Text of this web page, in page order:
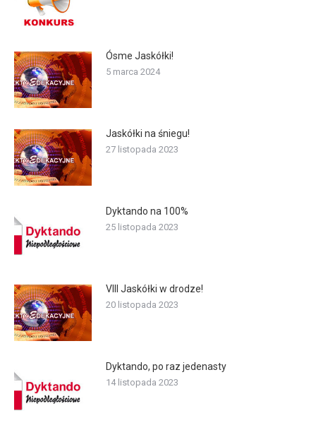
Ósme Jaskółki!
5 marca 2024
Jaskółki na śniegu!
27 listopada 2023
Dyktando na 100%
25 listopada 2023
VIII Jaskółki w drodze!
20 listopada 2023
Dyktando, po raz jedenasty
14 listopada 2023